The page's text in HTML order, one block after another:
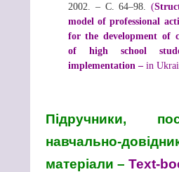
2002. – С. 64–98.(
model of professional
for the development of
of high school
implementation – in
Підручники,
навчально-
матеріали –Text-